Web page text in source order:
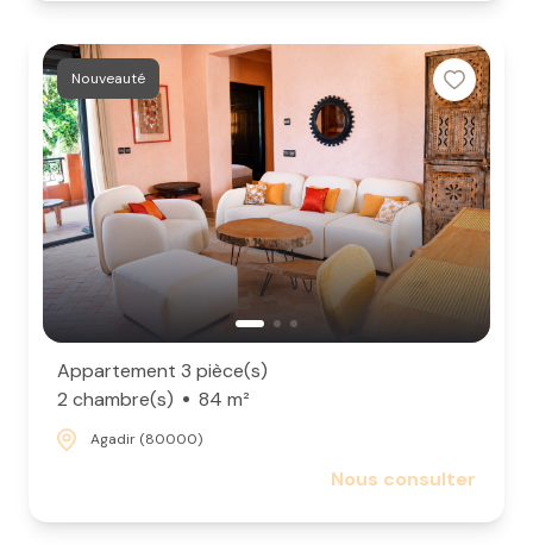
Nouveauté
Appartement 3 pièce(s)
2 chambre(s)
84 m²
Agadir (80000)
Nous consulter